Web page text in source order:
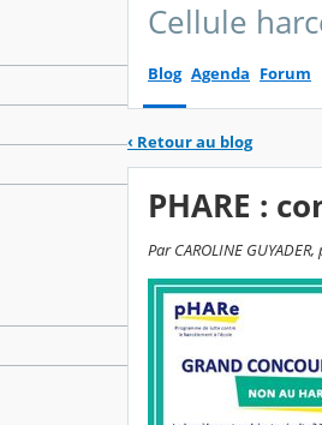
Cellule
Blog Agenda Forum
‹ Retour au blog
PHARE :
Par CAROLINE